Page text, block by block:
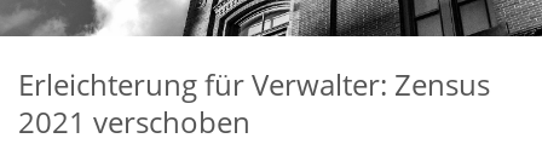
Erleichterung für Verwalter: Zensus
2021 verschoben